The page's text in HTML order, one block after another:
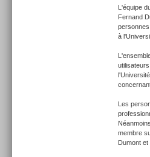
L'équipe
Fernand
à
Les
membre
Dumont